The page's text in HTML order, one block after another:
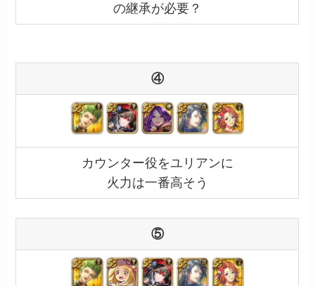
の継承が必要？
④
カウンター役をユリアンに
火力は一番高そう
⑤